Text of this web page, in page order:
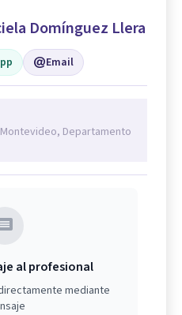
Domínguez Llera
Email
Montevideo, Departamento
al profesional
mediante